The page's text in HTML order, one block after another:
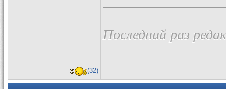
Последний раз
(32)